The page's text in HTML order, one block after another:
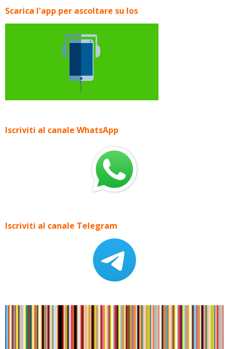
Scarica l'app per ascoltare su Ios
Iscriviti al canale WhatsApp
Iscriviti al canale Telegram